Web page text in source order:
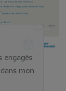
engagés
mon